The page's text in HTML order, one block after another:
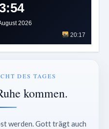
2026
20:17
DES TAGES
kommen.
werden. Gott trägt auch